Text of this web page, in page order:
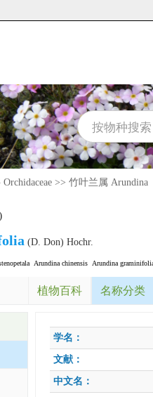
>> 竹叶兰属 Arundina
(D. Don) Hochr.
Arundina chinensis Arundina
植物百科 名称分类
学名：
文献：
中文名：